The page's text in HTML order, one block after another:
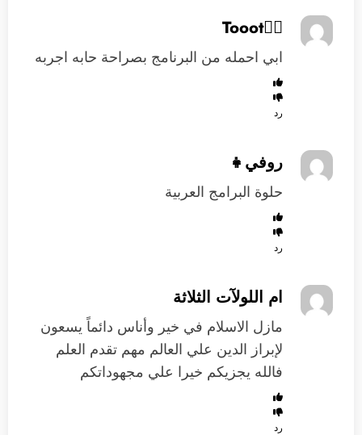
Tooot
ابي احمله من البرنامج بصراحة حابه اجربه
رد
روفي👧
حلوة البرامج العربية
رد
ام اللولآت الثلاثة
مازل الاسلام في خير وأناس دائماً يسعون
لإبراز الدين علي العالم مهم تقدم العلم
فالله يجزيكم خيرا علي مجهوداتكم
رد